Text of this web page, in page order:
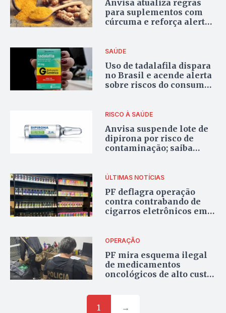
Anvisa atualiza regras
para suplementos com
cúrcuma e reforça alertas
SAÚDE
Uso de tadalafila dispara
no Brasil e acende alerta
sobre riscos do consumo
RISCO À SAÚDE
Anvisa suspende lote de
dipirona por risco de
contaminação; saiba
ÚLTIMAS NOTÍCIAS
PF deflagra operação
contra contrabando de
cigarros eletrônicos em
OPERAÇÃO
PF mira esquema ilegal
de medicamentos
oncológicos de alto custo
Goiás
1
→